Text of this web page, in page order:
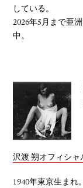
している。
2026年5月まで亜
中。
沢渡 朔オフィシャ
1940年東京生まれ